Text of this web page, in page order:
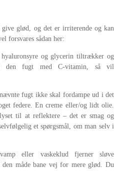
give glød, og det er irriterende og kan
forsvares sådan her:
hyaluronsyre og glycerin tiltrækker og
den fugt med C-vitamin, så vil
fugt ikke skal fordampe ud i det
federe. En creme eller/og lidt olie.
til at reflektere – det er smag og
et spørgsmål, om man selv i
eller vaskeklud fjerner sløve
måde bane vej for mere glød. Du